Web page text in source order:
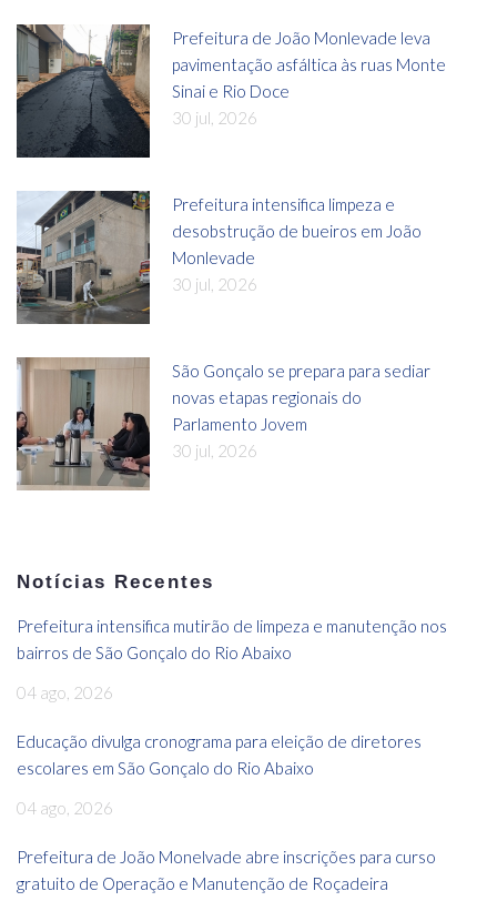
Prefeitura de João Monlevade leva
pavimentação asfáltica às ruas Monte
Sinai e Rio Doce
30 jul, 2026
Prefeitura intensifica limpeza e
desobstrução de bueiros em João
Monlevade
30 jul, 2026
São Gonçalo se prepara para sediar
novas etapas regionais do
Parlamento Jovem
30 jul, 2026
Notícias Recentes
Prefeitura intensifica mutirão de limpeza e manutenção nos
bairros de São Gonçalo do Rio Abaixo
04 ago, 2026
Educação divulga cronograma para eleição de diretores
escolares em São Gonçalo do Rio Abaixo
04 ago, 2026
Prefeitura de João Monelvade abre inscrições para curso
gratuito de Operação e Manutenção de Roçadeira